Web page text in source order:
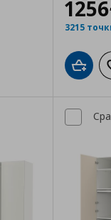
списъка с любими
1256,
3215